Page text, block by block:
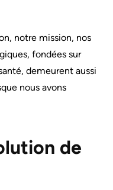
and
Consent
Board
Recruitment
notre mission, nos
fondées sur
demeurent aussi
nous avons
de